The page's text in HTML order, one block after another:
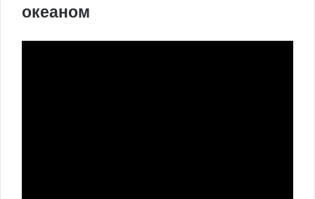
океаном